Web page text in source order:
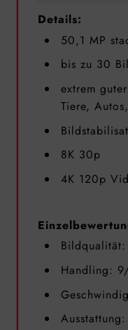
Details:
50,1 MP
bis zu 30
extrem
Tiere,
8K 30p
4K 120p
Handling: